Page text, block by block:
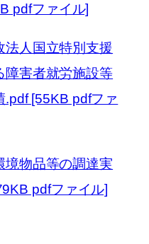
pdfファイル]
人国立特別支援
障害者就労施設等
.pdf [55KB pdfファ
境物品等の調達実
pdfファイル]